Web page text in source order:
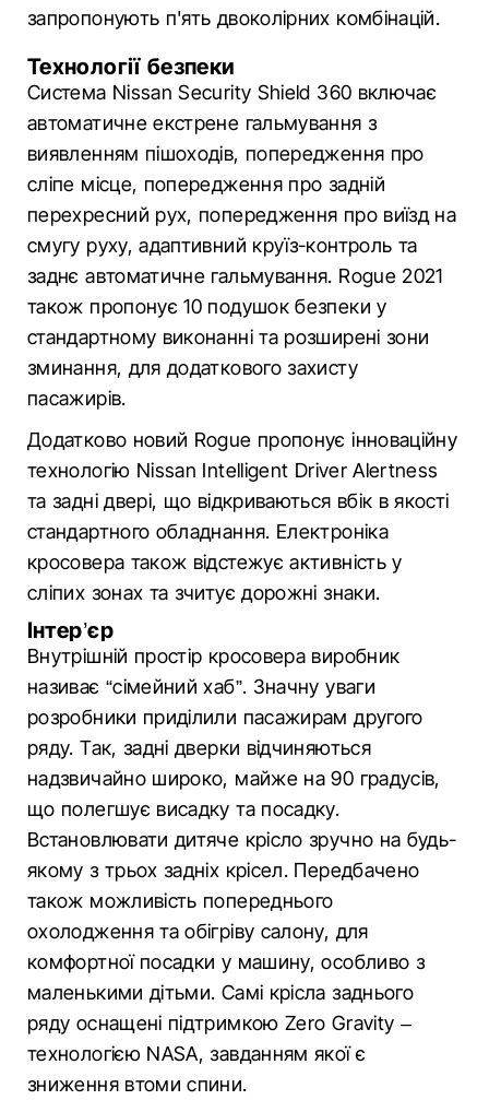
запропонують п'ять двоколірних комбінацій.
Технології безпеки
Система Nissan Security Shield 360 включає
автоматичне екстрене гальмування з
виявленням пішоходів, попередження про
сліпе місце, попередження про задній
перехресний рух, попередження про виїзд на
смугу руху, адаптивний круїз-контроль та
заднє автоматичне гальмування. Rogue 2021
також пропонує 10 подушок безпеки у
стандартному виконанні та розширені зони
зминання, для додаткового захисту
пасажирів.
Додатково новий Rogue пропонує інноваційну
технологію Nissan Intelligent Driver Alertness
та задні двері, що відкриваються вбік в якості
стандартного обладнання. Електроніка
кросовера також відстежує активність у
сліпих зонах та зчитує дорожні знаки.
Інтер’єр
Внутрішній простір кросовера виробник
називає “сімейний хаб”. Значну уваги
розробники приділили пасажирам другого
ряду. Так, задні дверки відчиняються
надзвичайно широко, майже на 90 градусів,
що полегшує висадку та посадку.
Встановлювати дитяче крісло зручно на будь-
якому з трьох задніх крісел. Передбачено
також можливість попереднього
охолодження та обігріву салону, для
комфортної посадки у машину, особливо з
маленькими дітьми. Самі крісла заднього
ряду оснащені підтримкою Zero Gravity –
технологією NASA, завданням якої є
зниження втоми спини.